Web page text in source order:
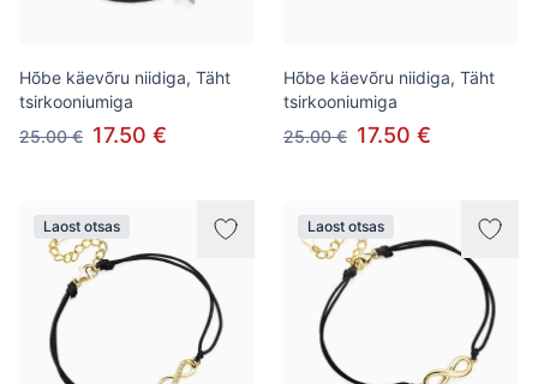
Hõbe käevõru niidiga, Täht
tsirkooniumiga
25.00 € 17.50 €
Hõbe käevõru niidiga, Täht
tsirkooniumiga
25.00 € 17.50 €
Laost otsas Laost otsas